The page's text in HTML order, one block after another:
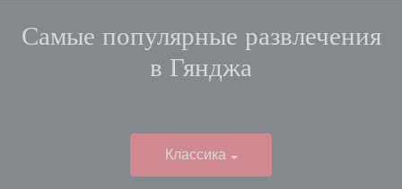
Самые популярные развлечения
в Гянджа
Классика